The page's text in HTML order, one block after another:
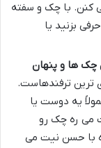
کنن. با چک و سفته
بزنید یا
چک ها و پنهان
ترین ترفندهاست.
یه دوست یا
می ره چک رو
با حسن نیت می